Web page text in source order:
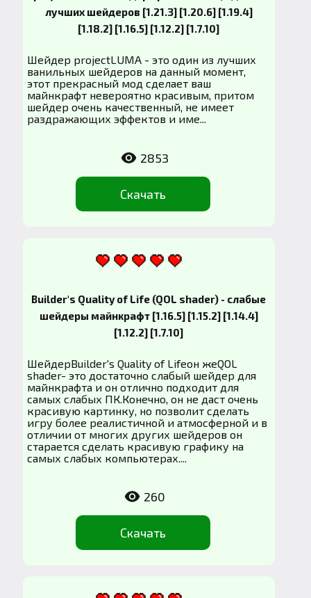
лучших шейдеров [1.21.3] [1.20.6] [1.19.4]
[1.18.2] [1.16.5] [1.12.2] [1.7.10]
Шейдер projectLUMA - это один из лучших
ванильных шейдеров на данный момент,
этот прекрасный мод сделает ваш
майнкрафт невероятно красивым, притом
шейдер очень качественный, не имеет
раздражающих эффектов и име...
Скачать
2853
Builder's Quality of Life (QOL shader) - слабые
шейдеры майнкрафт [1.16.5] [1.15.2] [1.14.4]
[1.12.2] [1.7.10]
ШейдерBuilder's Quality of Lifeон жеQOL
shader- это достаточно слабый шейдер для
майнкрафта и он отлично подходит для
самых слабых ПК.Конечно, он не даст очень
красивую картинку, но позволит сделать
игру более реалистичной и атмосферной и в
отличии от многих других шейдеров он
старается сделать красивую графику на
самых слабых компьютерах....
Скачать
260